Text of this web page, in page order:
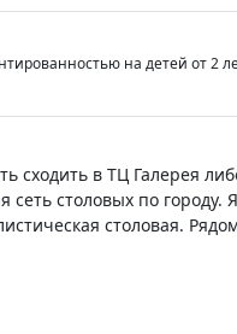
на детей от 2
сходить в ТЦ Галерея
сеть столовых по
столовая.